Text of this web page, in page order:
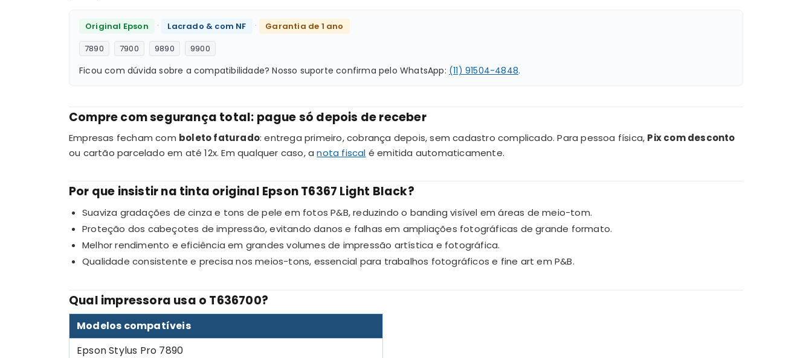
Original Epson · Lacrado & com NF ·
Garantia de 1 ano
7890
7900 9890 9900
Ficou com dúvida sobre a compatibilidade? Nosso suporte confirma pelo WhatsApp: (11) 91504-4848.
Compre com segurança total: pague só depois de receber
Empresas fecham com boleto faturado: entrega primeiro, cobrança depois, sem cadastro complicado. Para pessoa física, Pix com desconto
ou cartão parcelado em até 12x. Em qualquer caso, anota fiscal é emitida automaticamente.
Por que insistir na tinta original Epson T6367 Light Black?
Suaviza gradações de cinza e tons de pele em fotos P&B, reduzindo o banding visível em áreas de meio-tom.
Proteção dos cabeçotes de impressão, evitando danos e falhas em ampliações fotográficas de grande formato.
Melhor rendimento e eficiência em grandes volumes de impressão artística e fotográfica.
Qualidade consistente e precisa nos meios-tons, essencial para trabalhos fotográficos e fine art em P&B.
Qual impressora usa o T636700?
Modelos compatíveis
Epson Stylus Pro 7890